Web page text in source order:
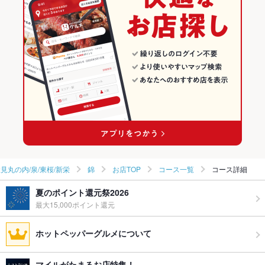
名古屋名物 名古屋めし食堂 丸八
昔の矢場とん アスナル金山店
串揚げ・おでん 雑草家（ざっそうや）
その他の関連店舗
栄ｷﾀ錦/伏見丸の内/泉/東桜/新栄 × 和食
栄ｷﾀ錦/伏見丸の内/泉/東桜/新栄 × 鍋
栄駅 × 和食
愛知 × 居酒屋
愛知 × 和風
愛知 × 和食
愛知 × 鍋
栄ｷﾀ錦/伏見丸の内/泉/東桜/新栄の居酒屋ランキング
錦のグルメランキング
錦の居酒屋ランキング
丸の内/泉/東桜/新栄 錦 お店TOP コース一覧 コース詳細
夏のポイント還元祭2026
最大15,000ポイント還元
ホットペッパーグルメについて